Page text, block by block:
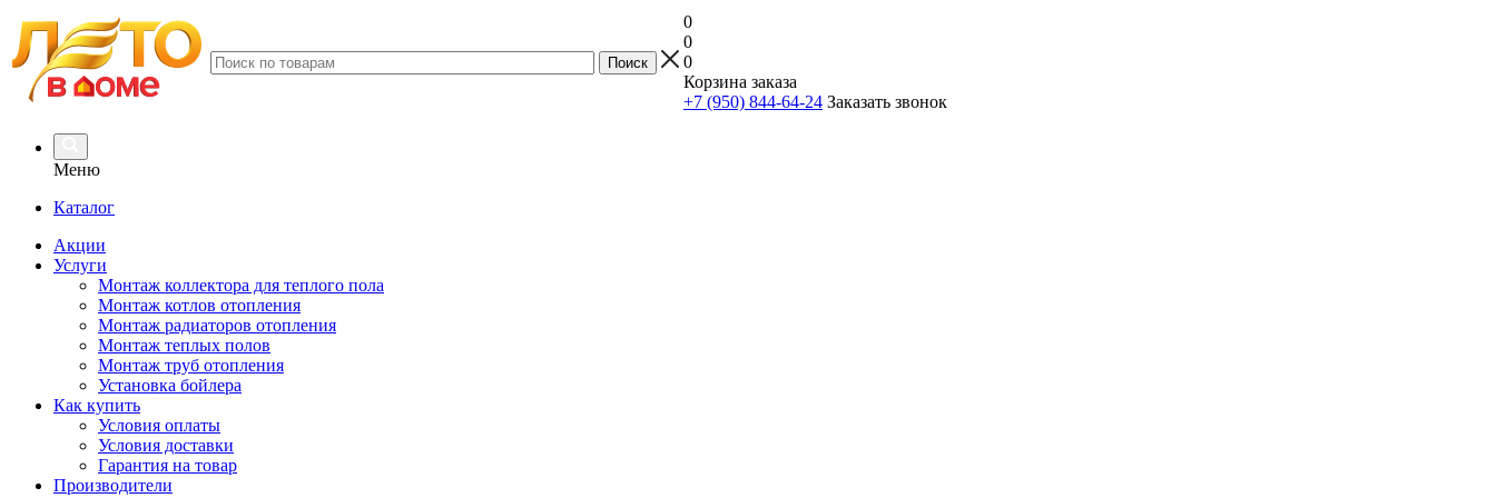
0
0
0
Корзина заказа
+7 (950) 844-64-24 Заказать звонок
Меню
Каталог
Акции
Услуги
Монтаж коллектора для теплого пола
Монтаж котлов отопления
Монтаж радиаторов отопления
Монтаж теплых полов
Монтаж труб отопления
Установка бойлера
Как купить
Условия оплаты
Условия доставки
Гарантия на товар
Производители